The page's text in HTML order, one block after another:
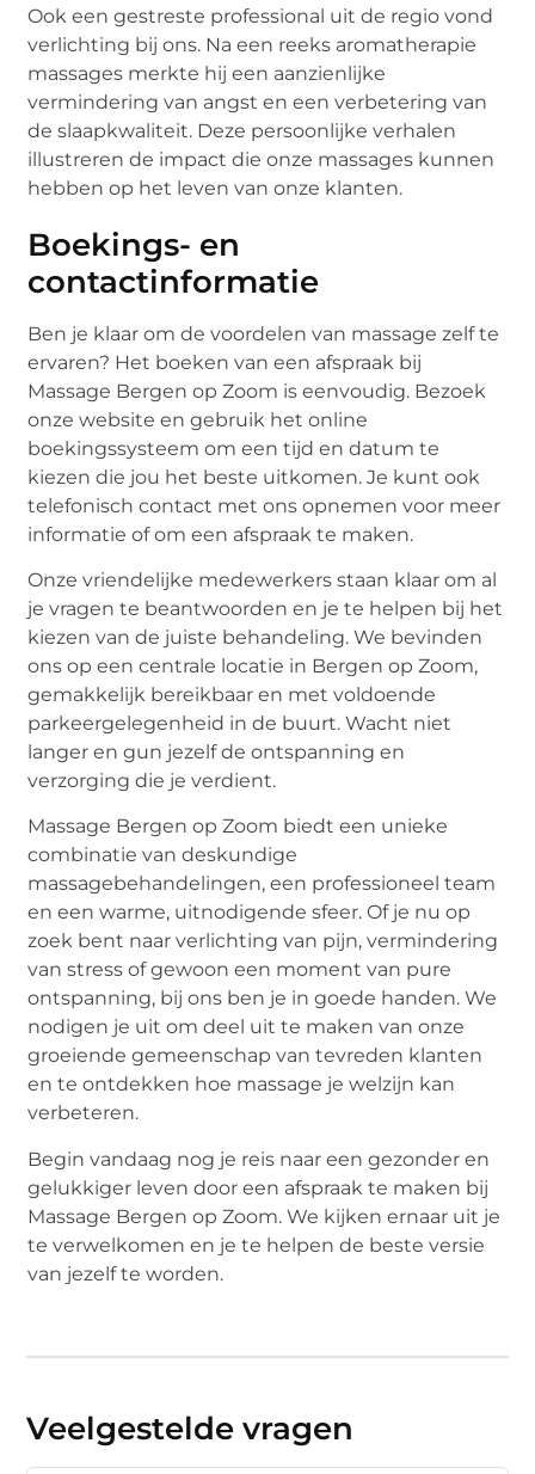
Ook een gestreste professional uit de regio vond
verlichting bij ons. Na een reeks aromatherapie
massages merkte hij een aanzienlijke
vermindering van angst en een verbetering van
de slaapkwaliteit. Deze persoonlijke verhalen
illustreren de impact die onze massages kunnen
hebben op het leven van onze klanten.
Boekings- en
contactinformatie
Ben je klaar om de voordelen van massage zelf te
ervaren? Het boeken van een afspraak bij
Massage Bergen op Zoom is eenvoudig. Bezoek
onze website en gebruik het online
boekingssysteem om een tijd en datum te
kiezen die jou het beste uitkomen. Je kunt ook
telefonisch contact met ons opnemen voor meer
informatie of om een afspraak te maken.
Onze vriendelijke medewerkers staan klaar om al
je vragen te beantwoorden en je te helpen bij het
kiezen van de juiste behandeling. We bevinden
ons op een centrale locatie in Bergen op Zoom,
gemakkelijk bereikbaar en met voldoende
parkeergelegenheid in de buurt. Wacht niet
langer en gun jezelf de ontspanning en
verzorging die je verdient.
Massage Bergen op Zoom biedt een unieke
combinatie van deskundige
massagebehandelingen, een professioneel team
en een warme, uitnodigende sfeer. Of je nu op
zoek bent naar verlichting van pijn, vermindering
van stress of gewoon een moment van pure
ontspanning, bij ons ben je in goede handen. We
nodigen je uit om deel uit te maken van onze
groeiende gemeenschap van tevreden klanten
en te ontdekken hoe massage je welzijn kan
verbeteren.
Begin vandaag nog je reis naar een gezonder en
gelukkiger leven door een afspraak te maken bij
Massage Bergen op Zoom. We kijken ernaar uit je
te verwelkomen en je te helpen de beste versie
van jezelf te worden.
Veelgestelde vragen